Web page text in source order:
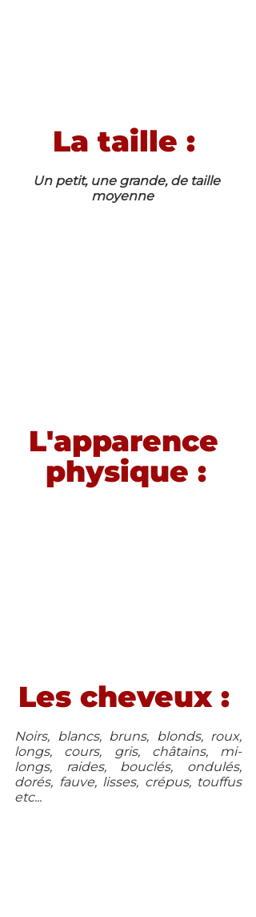
La taille :
Un petit, une grande, de taille
moyenne
L'apparence
physique :
Les cheveux :
Noirs, blancs, bruns, blonds, roux,
longs, cours, gris, châtains, mi-
longs, raides, bouclés, ondulés,
dorés, fauve, lisses, crépus, touffus
etc...